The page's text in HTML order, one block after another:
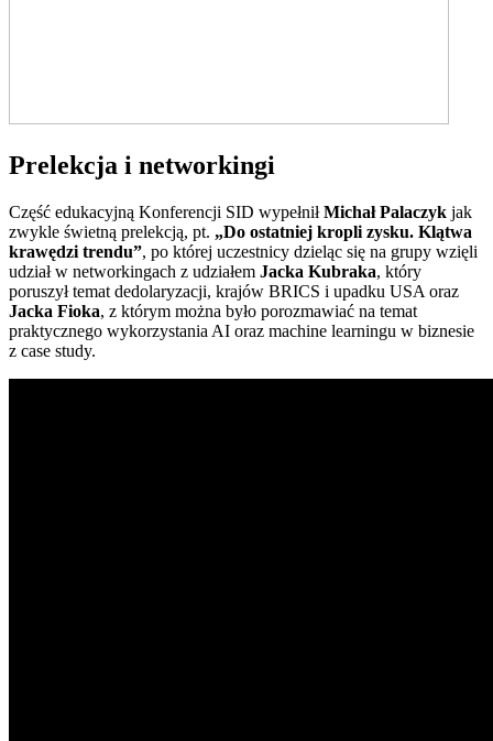
Prelekcja i networkingi
Część edukacyjną Konferencji SID wypełniłMichał Palaczyk jak
zwykle świetną prelekcją, pt. „Do ostatniej kropli zysku. Klątwa
krawędzi trendu”, po której uczestnicy dzieląc się na grupy wzięli
udział w networkingach z udziałem Jacka Kubraka, który
poruszył temat dedolaryzacji, krajów BRICS i upadku USA oraz
Jacka Fioka, z którym można było porozmawiać na temat
praktycznego wykorzystania AI oraz machine learningu w biznesie
z case study.